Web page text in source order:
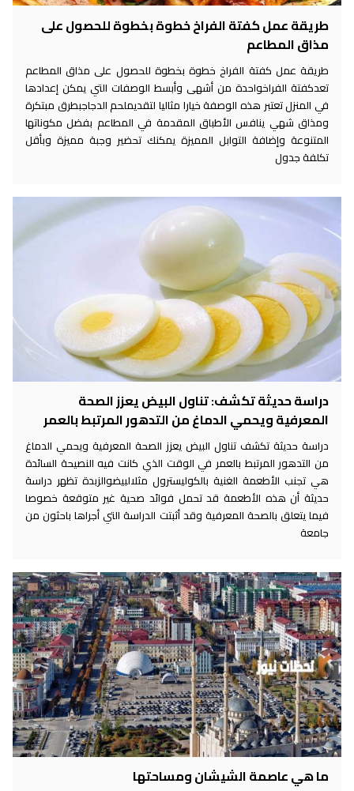
طريقة عمل كفتة الفراخ خطوة بخطوة للحصول على
مذاق المطاعم
طريقة عمل كفتة الفراخ خطوة بخطوة للحصول على مذاق المطاعم
تعدكفتة الفراخواحدة من أشهى وأبسط الوصفات التي يمكن إعدادها
في المنزل تعتبر هذه الوصفة خيارا مثاليا لتقديملحم الدجاجبطرق مبتكرة
ومذاق شهي ينافس الأطباق المقدمة في المطاعم بفضل مكوناتها
المتنوعة وإضافة التوابل المميزة يمكنك تحضير وجبة مميزة وبأقل
تكلفة جدول
دراسة حديثة تكشف: تناول البيض يعزز الصحة
المعرفية ويحمي الدماغ من التدهور المرتبط بالعمر
دراسة حديثة تكشف تناول البيض يعزز الصحة المعرفية ويحمي الدماغ
من التدهور المرتبط بالعمر في الوقت الذي كانت فيه النصيحة السائدة
هي تجنب الأطعمة الغنية بالكوليسترول مثلالبيضوالزبدة تظهر دراسة
حديثة أن هذه الأطعمة قد تحمل فوائد صحية غير متوقعة خصوصا
فيما يتعلق بالصحة المعرفية وقد أثبتت الدراسة التي أجراها باحثون من
جامعة
ما هي عاصمة الشيشان ومساحتها